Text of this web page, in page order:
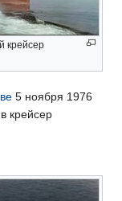
крейсер
5 ноября 1976
крейсер